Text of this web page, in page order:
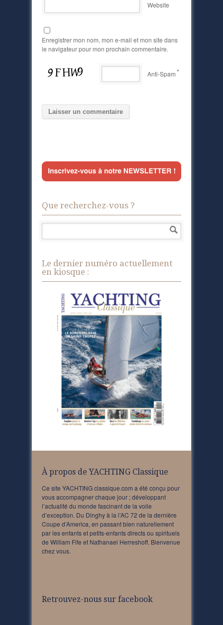
Website
Enregistrer mon nom, mon e-mail et mon site dans
le navigateur pour mon prochain commentaire.
Anti-Spam*
Que recherchez-vous ?
Le dernier numéro actuellement
en kiosque :
À propos de YACHTING Classique
Ce site YACHTING classique.com a été conçu pour
vous accompagner chaque jour ; développant
l’actualité du monde fascinant de la voile
d’exception. Du Dinghy à la l’AC 72 de la dernière
Coupe d’America, en passant bien naturellement
par les enfants et petits-enfants directs ou spirituels
de William Fife et Nathanael Herreshoff. Bienvenue
chez vous.
Retrouvez-nous sur facebook